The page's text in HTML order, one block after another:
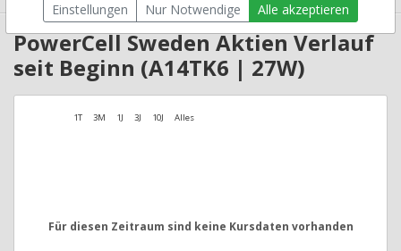
PowerCell Sweden Aktien Verlauf
seit Beginn (A14TK6 | 27W)
1T 3M 1J 3J 10J Alles
Für diesen Zeitraum sind keine Kursdaten vorhanden
Einstellungen Nur Notwendige Alle akzeptieren